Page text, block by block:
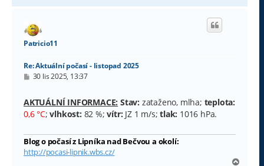
h
Patricio11
Re: Aktuální počasí - listopad 2025
P
s
p
ě
e
k
30 lis 2025, 13:37
AKTUÁLNÍ INFORMACE: Stav: zataženo, mlha; teplota:
0,6 °C;vlhkost: 82 %;vítr: JZ 1 m/s;tlak: 1016 hPa.
Blog o počasí z Lipníka nad Bečvou a okolí:
http://pocasi-lipnik.wbs.cz/